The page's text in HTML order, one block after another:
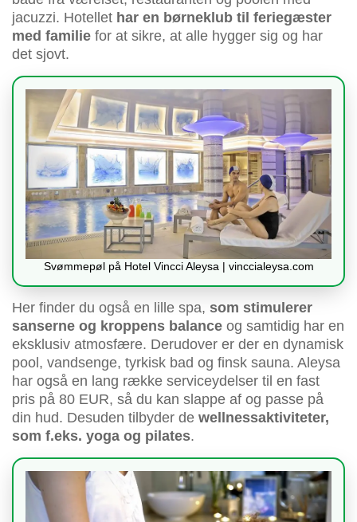
jacuzzi. Hotellet har en børneklub til feriegæster
med familie for at sikre, at alle hygger sig og har
det sjovt.
Svømmepøl på Hotel Vincci Aleysa | vinccialeysa.com
Her finder du også en lille spa, som stimulerer
sanserne og kroppens balance og samtidig har en
eksklusiv atmosfære. Derudover er der en dynamisk
pool, vandsenge, tyrkisk bad og finsk sauna. Aleysa
har også en lang række serviceydelser til en fast
pris på 80 EUR, så du kan slappe af og passe på
din hud. Desuden tilbyder de wellnessaktiviteter,
som f.eks. yoga og pilates.